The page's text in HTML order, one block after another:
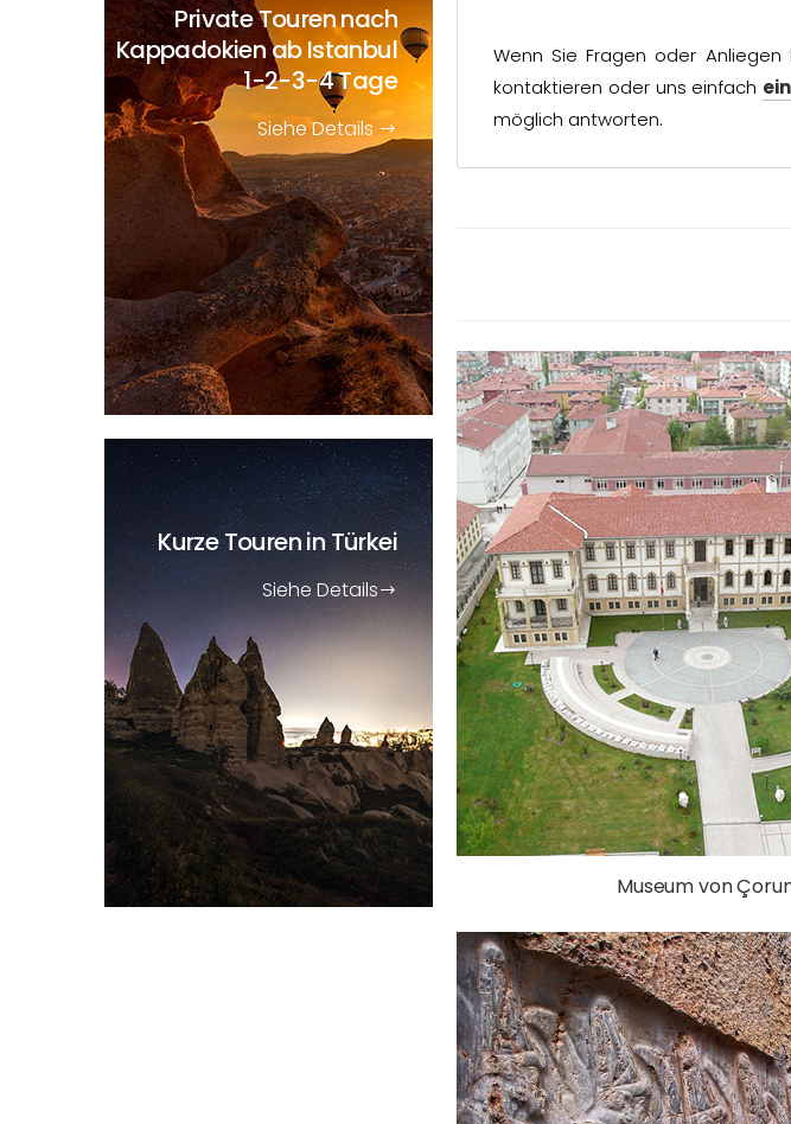
Wenn Sie Fragen oder
kontaktieren oder uns einfach
möglich antworten.
Museum von
Private Touren nach
Kappadokien ab Istanbul
1-2-3-4 Tage
Siehe Details
Kurze Tourenin Türkei
Siehe Details